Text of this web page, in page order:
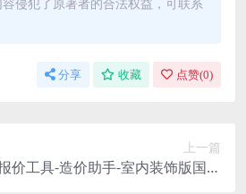
分享 收藏 点赞(0)
上一篇
价工具-造价助手-室内装饰版国产